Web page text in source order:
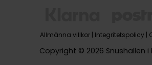
Allmänna villkor | Integritetspolicy |
Copyright © 2026 Snushallen i